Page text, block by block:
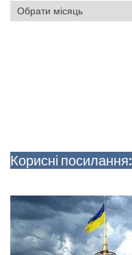
Архіви
Корисні посилання: